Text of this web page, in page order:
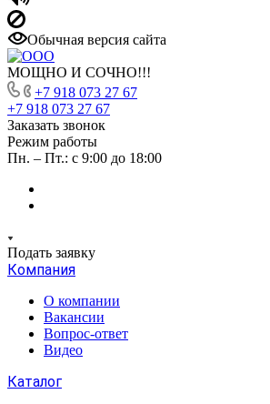
Обычная версия сайта
МОЩНО И СОЧНО!!!
+7 918 073 27 67
+7 918 073 27 67
Заказать звонок
Режим работы
Пн. – Пт.: с 9:00 до 18:00
Подать заявку
Компания
О компании
Вакансии
Вопрос-ответ
Видео
Каталог